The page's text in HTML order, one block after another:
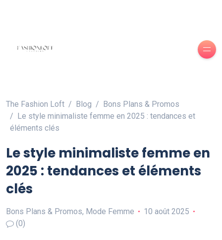
The Fashion Loft Blog
Bons Plans & Promos
Le style minimaliste femme en 2025 : tendances et
éléments clés
Le style minimaliste femme en
2025 : tendances et éléments
clés
Bons Plans & Promos, Mode Femme
10 août 2025
(0)